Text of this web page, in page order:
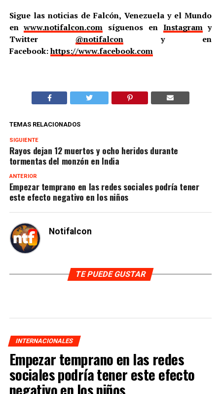
Sigue las noticias de Falcón, Venezuela y el Mundo
enwww.notifalcon.com síguenos en Instagramy
Twitter @notifalcony en
Facebook:https://www.facebook.com
TEMAS RELACIONADOS
SIGUIENTE
Rayos dejan 12 muertos y ocho heridos durante
tormentas del monzón en India
ANTERIOR
Empezar temprano en las redes sociales podría tener
este efecto negativo en los niños
Notifalcon
TE PUEDE GUSTAR
INTERNACIONALES
Empezar temprano en las redes
sociales podría tener este efecto
negativo en los niños